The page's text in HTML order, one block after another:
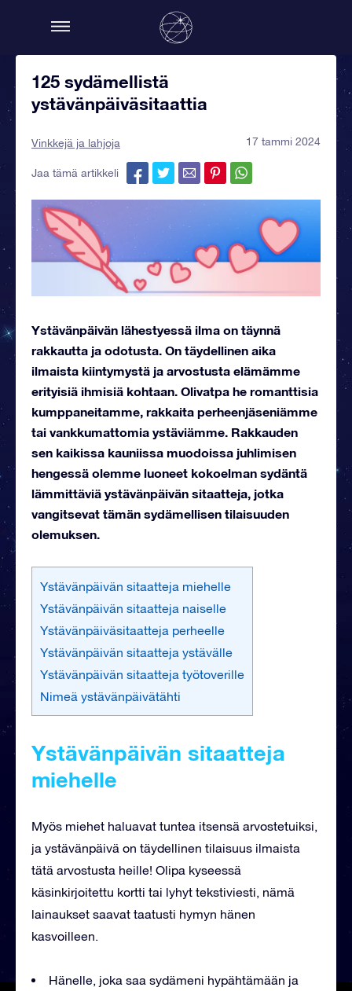
125 sydämellistä
ystävänpäiväsitaattia
Vinkkejä ja lahjoja 17 tammi 2024
Jaa tämä artikkeli
Ystävänpäivän lähestyessä ilma on täynnä
rakkautta ja odotusta. On täydellinen aika
ilmaista kiintymystä ja arvostusta elämämme
erityisiä ihmisiä kohtaan. Olivatpa he romanttisia
kumppaneitamme, rakkaita perheenjäseniämme
tai vankkumattomia ystäviämme. Rakkauden
sen kaikissa kauniissa muodoissa juhlimisen
hengessä olemme luoneet kokoelman sydäntä
lämmittäviä ystävänpäivän sitaatteja, jotka
vangitsevat tämän sydämellisen tilaisuuden
olemuksen.
Ystävänpäivän sitaatteja miehelle
Ystävänpäivän sitaatteja naiselle
Ystävänpäiväsitaatteja perheelle
Ystävänpäivän sitaatteja ystävälle
Ystävänpäivän sitaatteja työtoverille
Nimeä ystävänpäivätähti
Ystävänpäivän sitaatteja
miehelle
Myös miehet haluavat tuntea itsensä arvostetuiksi,
ja ystävänpäivä on täydellinen tilaisuus ilmaista
tätä arvostusta heille! Olipa kyseessä
käsinkirjoitettu kortti tai lyhyt tekstiviesti, nämä
lainaukset saavat taatusti hymyn hänen
kasvoilleen.
Hänelle, joka saa sydämeni hypähtämään ja